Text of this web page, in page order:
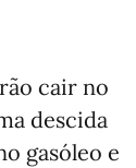
cair no
descida
gasóleo e